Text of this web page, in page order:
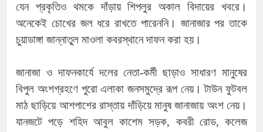
যেন প্রকৃতিও থমকে দাঁড়ায় শিপলুর অকাল বিদায়ের খবরে।
অনেকেই চোখের জল ধরে রাখতে পারেননি। জানাজার পর তাকে
চুয়াডাঙ্গা জান্নাতুল মাওলা কবরস্থানে দাফন করা হয়।
জানাজা ও দাফনকার্যে দলের নেতা-কর্মী ছাড়াও সাধারণ মানুষের
বিপুল অংশগ্রহণে পুরো এলাকা জনসমুদ্রে রূপ নেয়। টাউন ফুটবল
মাঠ ছাড়িয়ে আশপাশের রাস্তায় দাঁড়িয়ে মানুষ জানাজায় অংশ নেয়।
যানজটে পড়ে শহিদ আবুল কাশেম সড়ক, কবরী রোড, কলেজ